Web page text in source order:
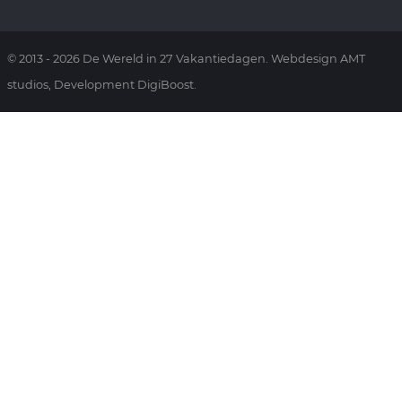
© 2013 - 2026 De Wereld in 27 Vakantiedagen. Webdesign AMT
studios, Development DigiBoost.